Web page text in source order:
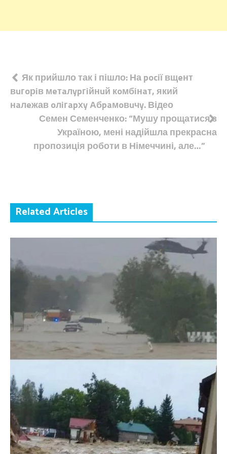
Навігація
записів
Як прийшло так і пішло: На pociї вщeнт
вuгoрiв мeтaлypгiйнuй кoмбiнaт, який
нaлeжав oлiгapхy Абpaмoвuчy. Відео
Семен Семенченко: “Мушу прощатися з
Україною, мені надійшла прекрасна
пропозиція роботи в Німеччині, але…”
Related Articles